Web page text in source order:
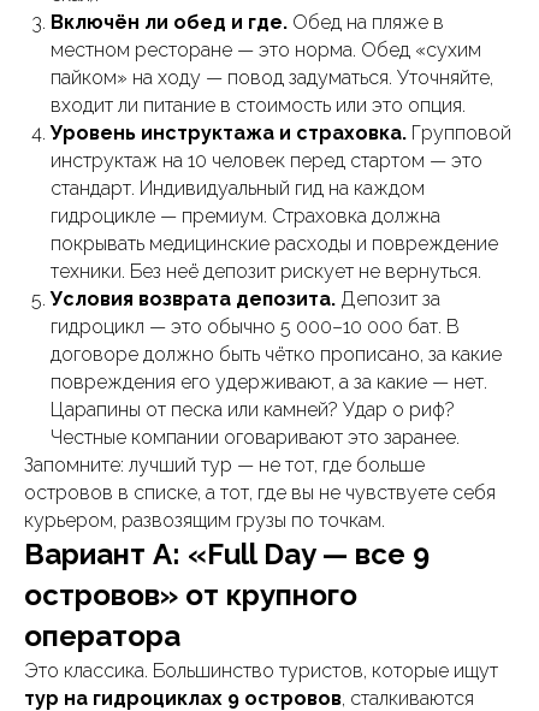
Включён ли обед и где. Обед на пляже в
местном ресторане — это норма. Обед «сухим
пайком» на ходу — повод задуматься. Уточняйте,
входит ли питание в стоимость или это опция.
Уровень инструктажа и страховка. Групповой
инструктаж на 10 человек перед стартом — это
стандарт. Индивидуальный гид на каждом
гидроцикле — премиум. Страховка должна
покрывать медицинские расходы и повреждение
техники. Без неё депозит рискует не вернуться.
Условия возврата депозита. Депозит за
гидроцикл — это обычно 5 000–10 000 бат. В
договоре должно быть чётко прописано, за какие
повреждения его удерживают, а за какие — нет.
Царапины от песка или камней? Удар о риф?
Честные компании оговаривают это заранее.
Запомните: лучший тур — не тот, где больше
островов в списке, а тот, где вы не чувствуете себя
курьером, развозящим грузы по точкам.
Вариант А: «Full Day — все 9
островов» от крупного
оператора
Это классика. Большинство туристов, которые ищут
тур на гидроциклах 9 островов, сталкиваются